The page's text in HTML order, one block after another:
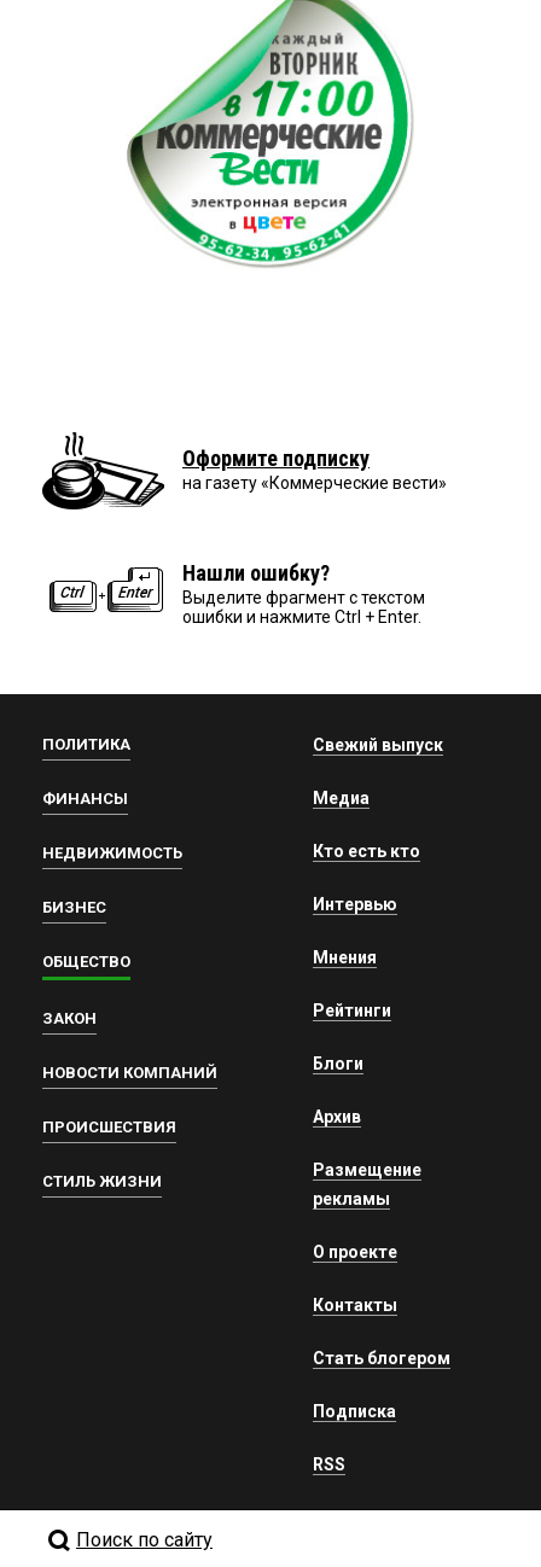
Оформите подписку
на газету «Коммерческие вести»
Нашли ошибку?
Выделите фрагмент с текстом
ошибки и нажмите Ctrl + Enter.
ПОЛИТИКА
ФИНАНСЫ
НЕДВИЖИМОСТЬ
БИЗНЕС
ОБЩЕСТВО
ЗАКОН
НОВОСТИ КОМПАНИЙ
ПРОИСШЕСТВИЯ
СТИЛЬ ЖИЗНИ
Свежий выпуск
Медиа
Кто есть кто
Интервью
Мнения
Рейтинги
Блоги
Архив
Размещение
рекламы
О проекте
Контакты
Стать блогером
Подписка
RSS
Поиск по сайту